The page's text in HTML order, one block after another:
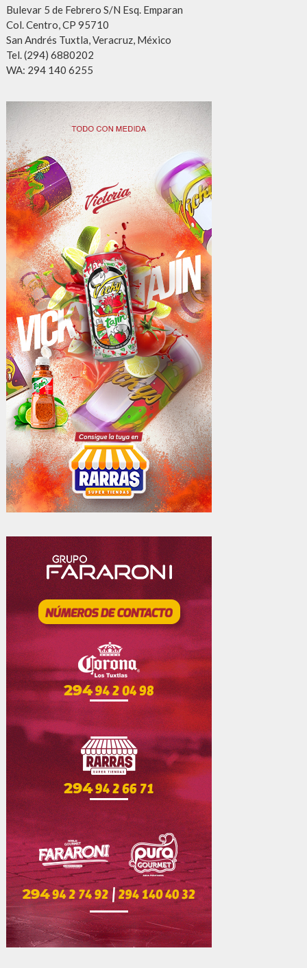
Bulevar 5 de Febrero S/N Esq. Emparan
Col. Centro, CP 95710
San Andrés Tuxtla, Veracruz, México
Tel. (294) 6880202
WA: 294 140 6255